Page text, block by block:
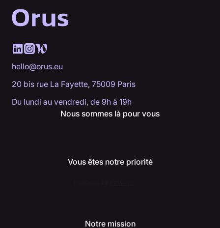
hello@orus.eu
20 bis rue La Fayette, 75009 Paris
Du lundi au vendredi, de 9h à 19h
Nous sommes là pour vous
Vous êtes notre priorité
Notre mission